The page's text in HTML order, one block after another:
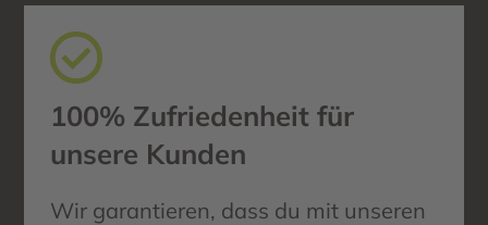
100% Zufriedenheit für
unsere Kunden
Wir garantieren, dass du mit unseren